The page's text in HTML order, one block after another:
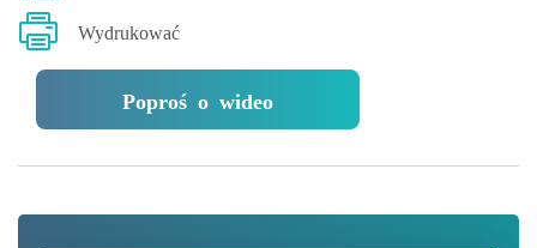
Wydrukować
Poproś o wideo